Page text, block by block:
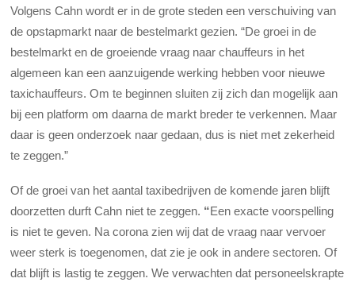
Volgens Cahn wordt er in de grote steden een verschuiving van
de opstapmarkt naar de bestelmarkt gezien. “De groei in de
bestelmarkt en de groeiende vraag naar chauffeurs in het
algemeen kan een aanzuigende werking hebben voor nieuwe
taxichauffeurs. Om te beginnen sluiten zij zich dan mogelijk aan
bij een platform om daarna de markt breder te verkennen. Maar
daar is geen onderzoek naar gedaan, dus is niet met zekerheid
te zeggen.”
Of de groei van het aantal taxibedrijven de komende jaren blijft
doorzetten durft Cahn niet te zeggen. “Een exacte voorspelling
is niet te geven. Na corona zien wij dat de vraag naar vervoer
weer sterk is toegenomen, dat zie je ook in andere sectoren. Of
dat blijft is lastig te zeggen. We verwachten dat personeelskrapte